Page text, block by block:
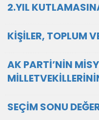
2.YIL
KİŞİLER, TOPLUM
AK PARTİ’NİN
SEÇİM SONU